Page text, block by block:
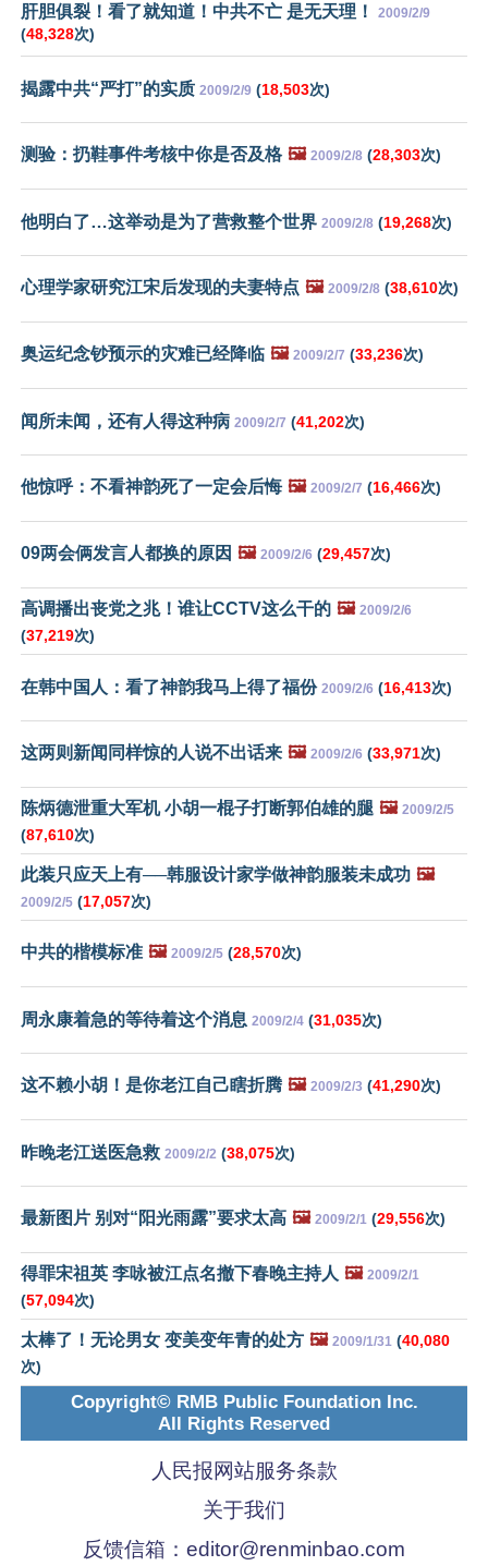
肝胆俱裂！看了就知道！中共不亡 是无天理！ 2009/2/9
(48,328次)
揭露中共“严打”的实质 2009/2/9 (18,503次)
测验：扔鞋事件考核中你是否及格 🖼️ 2009/2/8 (28,303次)
他明白了…这举动是为了营救整个世界 2009/2/8 (19,268次)
心理学家研究江宋后发现的夫妻特点 🖼️ 2009/2/8 (38,610次)
奥运纪念钞预示的灾难已经降临 🖼️ 2009/2/7 (33,236次)
闻所未闻，还有人得这种病 2009/2/7 (41,202次)
他惊呼：不看神韵死了一定会后悔 🖼️ 2009/2/7 (16,466次)
09两会俩发言人都换的原因 🖼️ 2009/2/6 (29,457次)
高调播出丧党之兆！谁让CCTV这么干的 🖼️ 2009/2/6
(37,219次)
在韩中国人：看了神韵我马上得了福份 2009/2/6 (16,413次)
这两则新闻同样惊的人说不出话来 🖼️ 2009/2/6 (33,971次)
陈炳德泄重大军机 小胡一棍子打断郭伯雄的腿 🖼️ 2009/2/5
(87,610次)
此装只应天上有──韩服设计家学做神韵服装未成功 🖼️
2009/2/5 (17,057次)
中共的楷模标准 🖼️ 2009/2/5 (28,570次)
周永康着急的等待着这个消息 2009/2/4 (31,035次)
这不赖小胡！是你老江自己瞎折腾 🖼️ 2009/2/3 (41,290次)
昨晚老江送医急救 2009/2/2 (38,075次)
最新图片 别对“阳光雨露”要求太高 🖼️ 2009/2/1 (29,556次)
得罪宋祖英 李咏被江点名撤下春晚主持人 🖼️ 2009/2/1
(57,094次)
太棒了！无论男女 变美变年青的处方 🖼️ 2009/1/31 (40,080
次)
Copyright© RMB Public Foundation Inc.
All Rights Reserved
人民报网站服务条款
关于我们
反馈信箱： editor@renminbao.com